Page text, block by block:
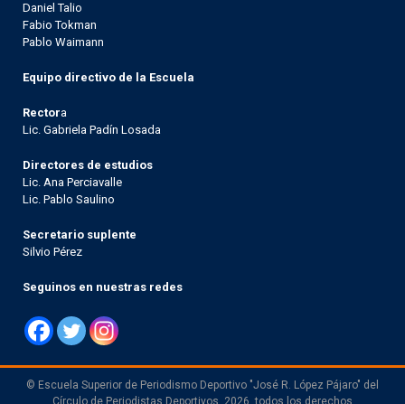
Daniel Talio
Fabio Tokman
Pablo Waimann
Equipo directivo de la Escuela
Rectora
Lic. Gabriela Padín Losada
Directores de estudios
Lic. Ana Perciavalle
Lic. Pablo Saulino
Secretario suplente
Silvio Pérez
Seguinos en nuestras redes
© Escuela Superior de Periodismo Deportivo "José R. López Pájaro" del